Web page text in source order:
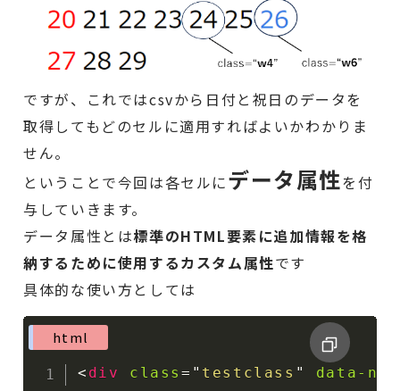
ですが、これではcsvから日付と祝日のデータを
取得してもどのセルに適用すればよいかわかりま
せん。
ということで今回は各セルにデータ属性を付
与していきます。
データ属性とは標準のHTML要素に追加情報を格
納するために使用するカスタム属性です
具体的な使い方としては
html
< div class= " testclass " data-